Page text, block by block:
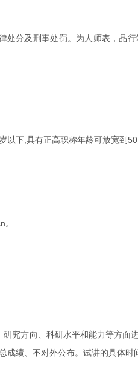
分及刑事处罚。为人师表，品
下;具有正高职称年龄可放宽到50
究方向、科研水平和能力等方面
绩、不对外公布。试讲的具体时